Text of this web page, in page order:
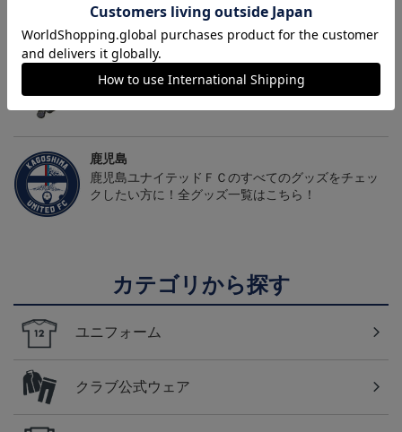
鹿児島
躍動感あふれる「ゆないくー」など、多彩なデザイ
ンのキーホルダーはこちらから
鹿児島
鹿児島ユナイテッドＦＣのすべてのグッズをチェッ
クしたい方に！全グッズ一覧はこちら！
カテゴリから探す
ユニフォーム
クラブ公式ウェア